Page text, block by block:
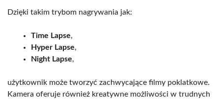
Dzięki takim trybom nagrywania jak:
Time Lapse,
Hyper Lapse,
Night Lapse,
użytkownik może tworzyć zachwycające filmy poklatkowe.
Kamera oferuje również kreatywne możliwości w trudnych